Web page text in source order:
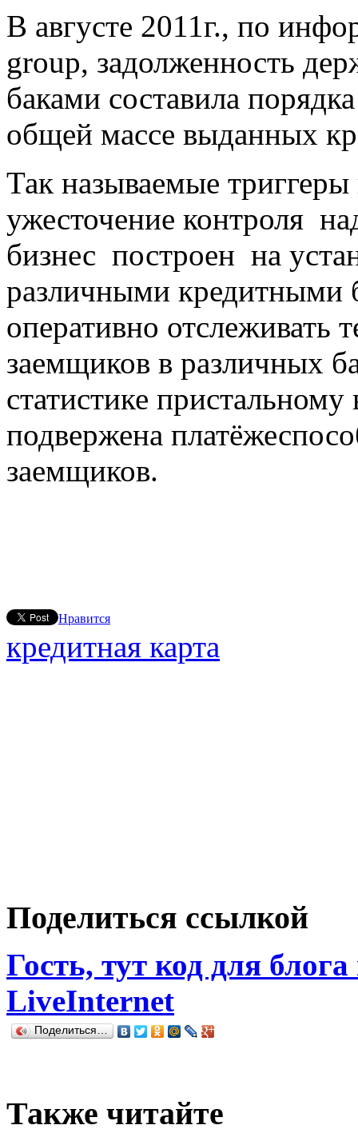
В августе 2011г., по
group, задолженность
баками составила
общей массе выданных
Так называемые
ужесточение контроля
бизнес построен на
различными кредитными
оперативно отслеживать
заемщиков в различных
статистике
подвержена
заемщиков.
Нравится
кредитная карта
Поделиться ссылкой
Гость, тут код для
LiveInternet
Поделиться…
Также читайте